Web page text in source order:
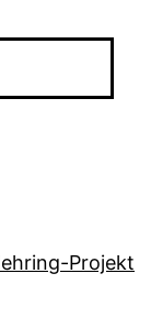
Projekt